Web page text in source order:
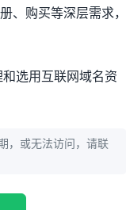
、购买等深层需求，
选用互联网域名资
，或无法访问，请联